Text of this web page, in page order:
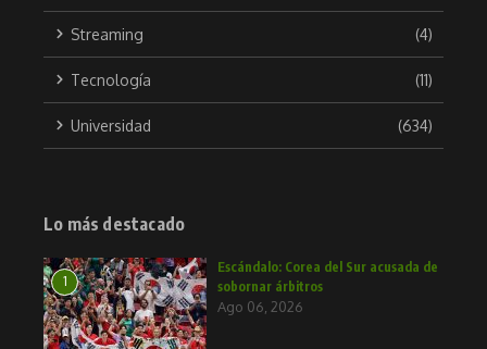
Streaming (4)
Tecnología (11)
Universidad (634)
Lo más destacado
1
Escándalo: Corea del Sur acusada de
sobornar árbitros
Ago 06, 2026